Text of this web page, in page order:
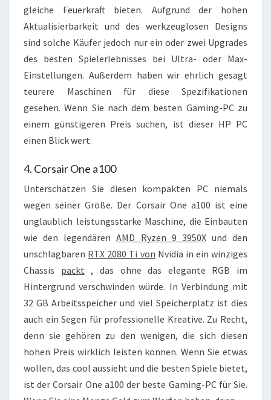
gleiche Feuerkraft bieten. Aufgrund der hohen
Aktualisierbarkeit und des werkzeuglosen Designs
sind solche Käufer jedoch nur ein oder zwei Upgrades
des besten Spielerlebnisses bei Ultra- oder Max-
Einstellungen. Außerdem haben wir ehrlich gesagt
teurere Maschinen für diese Spezifikationen
gesehen. Wenn Sie nach dem besten Gaming-PC zu
einem günstigeren Preis suchen, ist dieser HP PC
einen Blick wert.
4. Corsair One a100
Unterschätzen Sie diesen kompakten PC niemals
wegen seiner Größe. Der Corsair One a100 ist eine
unglaublich leistungsstarke Maschine, die Einbauten
wie den legendärenAMD Ryzen 9 3950Xund den
unschlagbaren RTX 2080 Ti von Nvidia in ein winziges
Chassis packt , das ohne das elegante RGB im
Hintergrund verschwinden würde. In Verbindung mit
32 GB Arbeitsspeicher und viel Speicherplatz ist dies
auch ein Segen für professionelle Kreative. Zu Recht,
denn sie gehören zu den wenigen, die sich diesen
hohen Preis wirklich leisten können. Wenn Sie etwas
wollen, das cool aussieht und die besten Spiele bietet,
ist der Corsair One a100 der beste Gaming-PC für Sie.